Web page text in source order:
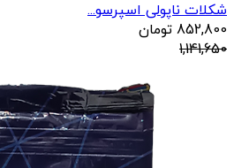
شکلات ناپولی اسپرسو...
852,800 تومان
1,141,650